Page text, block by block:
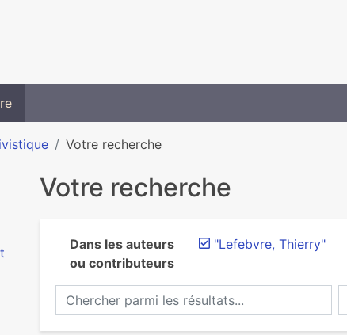
Votre recherche
Votre recherche
Dans les auteurs
ou contributeurs
"Lefebvre, Thierry"
Chercher parmi les résultats...